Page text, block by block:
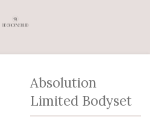
Absolution
Limited Bodyset